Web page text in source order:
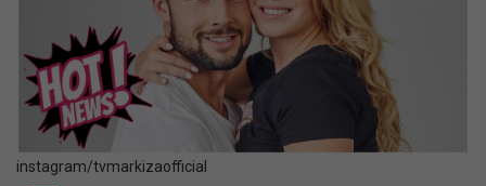
instagram/tvmarkizaofficial